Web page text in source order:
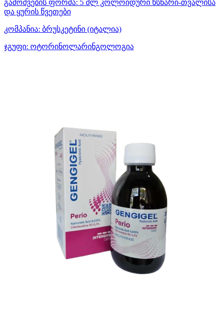
გამოშვების ფორმა: 5 მლ კოლოიდური ხსნარი-თვალისა
და ყურის წვეთები
კომპანია: ბრუსკეტინი (იტალია)
ჯგუფი: ოტორინოლარინგოლოგია